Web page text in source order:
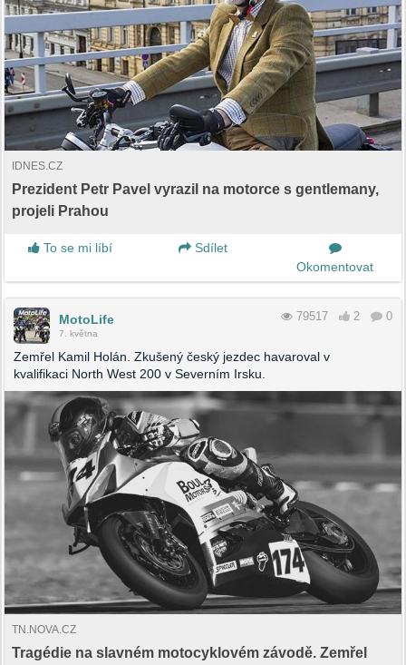
IDNES.CZ
Prezident Petr Pavel vyrazil na motorce s gentlemany,
projeli Prahou
To se mi líbí
Sdílet
Okomentovat
MotoLife
7. května
79517 2 0
Zemřel Kamil Holán. Zkušený český jezdec havaroval v
kvalifikaci North West 200 v Severním Irsku.
TN.NOVA.CZ
Tragédie na slavném motocyklovém závodě. Zemřel